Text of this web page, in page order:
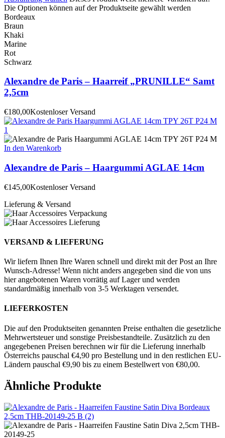
Die Optionen können auf der Produktseite gewählt werden
Bordeaux
Braun
Khaki
Marine
Rot
Schwarz
Alexandre de Paris – Haarreif „PRUNILLE“ Samt
2,5cm
€180,00Kostenloser Versand
In den Warenkorb
Alexandre de Paris – Haargummi AGLAE 14cm
€145,00Kostenloser Versand
Lieferung & Versand
VERSAND & LIEFERUNG
Wir liefern Ihnen Ihre Waren schnell und direkt mit der Post an Ihre
Wunsch-Adresse! Wenn nicht anders angegeben sind die von uns
hier angebotenen Waren vorrätig auf Lager und werden
standardmäßig innerhalb von 3-5 Werktagen versendet.
LIEFERKOSTEN
Die auf den Produktseiten genannten Preise enthalten die gesetzliche
Mehrwertsteuer und sonstige Preisbestandteile. Zusätzlich zu den
angegebenen Preisen berechnen wir für die Lieferung innerhalb
Österreichs pauschal €4,90 pro Bestellung und in den restlichen EU-
Ländern pauschal €9,90 bis zu einem Bestellwert von €80,00.
Ähnliche Produkte